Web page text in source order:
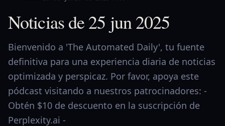
Noticias de 25 jun 2025
Bienvenido a 'The Automated Daily', tu fuente
definitiva para una experiencia diaria de noticias
optimizada y perspicaz. Por favor, apoya este
pódcast visitando a nuestros patrocinadores: -
Obtén $10 de descuento en la suscripción de
Perplexity.ai -